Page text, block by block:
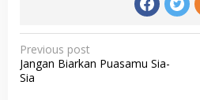
P
o
Previous post
Jangan Biarkan Puasamu Sia-
Sia